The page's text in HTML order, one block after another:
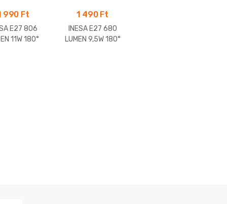
990 Ft
E27 806
11W 180°
1 490 Ft
INESA E27 680
LUMEN 9,5W 180°